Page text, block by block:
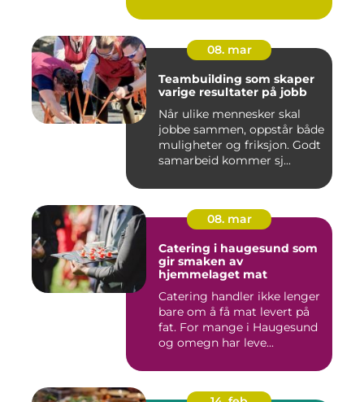
08. mar
Teambuilding som skaper
varige resultater på jobb
Når ulike mennesker skal
jobbe sammen, oppstår både
muligheter og friksjon. Godt
samarbeid kommer sj...
08. mar
Catering i haugesund som
gir smaken av
hjemmelaget mat
Catering handler ikke lenger
bare om å få mat levert på
fat. For mange i Haugesund
og omegn har leve...